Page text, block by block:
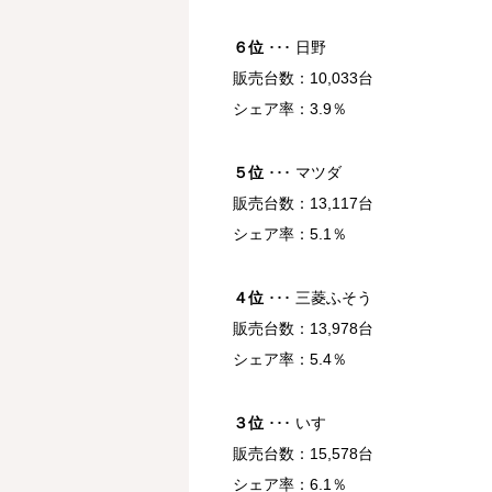
６位 ･･･ 日野
販売台数：10,033台
シェア率：3.9％
５位 ･･･ マツダ
販売台数：13,117台
シェア率：5.1％
４位 ･･･ 三菱ふそう
販売台数：13,978台
シェア率：5.4％
３位 ･･･ いすゞ
販売台数：15,578台
シェア率：6.1％